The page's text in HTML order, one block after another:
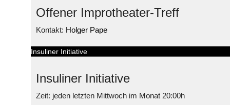
Offener Improtheater-Treff
Kontakt: Holger Pape
Insuliner Initiative
Insuliner Initiative
Zeit: jeden letzten Mittwoch im Monat 20:00h